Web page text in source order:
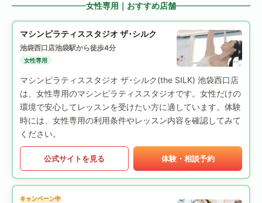
女性専用｜おすすめ店舗
マシンピラティススタジオ ザ･シルク
池袋西口店池袋駅から徒歩4分
女性専用
マシンピラティススタジオ ザ･シルク(the SILK) 池袋西口店
は、女性専用のマシンピラティススタジオです。女性だけの
環境で安心してレッスンを受けたい方に適しています。体験
時には、女性専用の利用条件やレッスン内容を確認してみて
ください。
公式サイトを見る 体験・相談予約
キャンペーン中